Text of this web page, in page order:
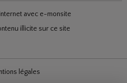
avec e-monsite
illicite sur ce site
légales